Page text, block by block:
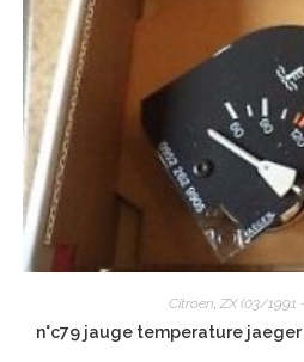
Citroen,ZX (03/1991
n°c79 jauge temperature jaeger